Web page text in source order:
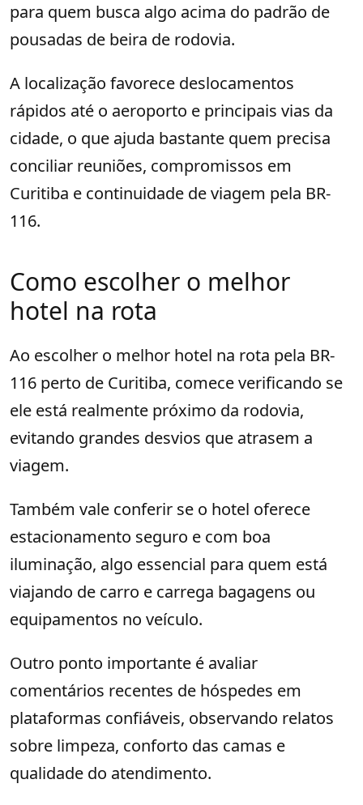
para quem busca algo acima do padrão de
pousadas de beira de rodovia.
A localização favorece deslocamentos
rápidos até o aeroporto e principais vias da
cidade, o que ajuda bastante quem precisa
conciliar reuniões, compromissos em
Curitiba e continuidade de viagem pela BR-
116.
Como escolher o melhor
hotel na rota
Ao escolher o melhor hotel na rota pela BR-
116 perto de Curitiba, comece verificando se
ele está realmente próximo da rodovia,
evitando grandes desvios que atrasem a
viagem.
Também vale conferir se o hotel oferece
estacionamento seguro e com boa
iluminação, algo essencial para quem está
viajando de carro e carrega bagagens ou
equipamentos no veículo.
Outro ponto importante é avaliar
comentários recentes de hóspedes em
plataformas confiáveis, observando relatos
sobre limpeza, conforto das camas e
qualidade do atendimento.